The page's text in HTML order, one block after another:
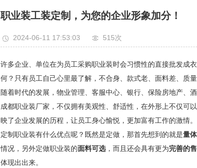
职业装工装定制，为您的企业形象加分！
2024-06-11 17:53:03 515次
许多企业、单位在为员工采购职业装时会习惯性的直接批发成
何？只有员工自己心里最了解，不合身、款式老、面料差、质
随着时代的发展，物业管理、客服中心、银行、保险房地产、
成都职业装厂家，不仅拥有美观性、舒适性，在外形上不仅可
映了企业发展的历程，让员工身心愉悦，更加富有工作的激情。
定制职业装有什么优点呢？既然是定做，那首先想到的就是量
情况，另外定做职业装的面料可选，而且还会具有更为完善的
体现出出来。